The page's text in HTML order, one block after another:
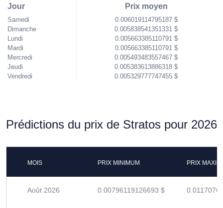
Jour
Samedi
Dimanche
Lundi
Mardi
Mercredi
Jeudi
Vendredi
Prix moyen
0.006019114795187 $
0.005838541351331 $
0.005663385110791 $
0.005663385110791 $
0.005493483557467 $
0.005383613886318 $
0.005329777747455 $
Prédictions du prix de Stratos pour 2026
MOIS PRIX MINIMUM PRIX
Août 2026 0.00796119126693 $